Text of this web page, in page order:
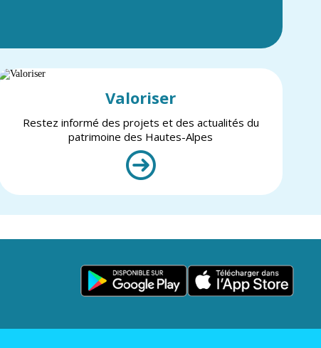
Valoriser
Restez informé des projets et des actualités du
patrimoine des Hautes-Alpes